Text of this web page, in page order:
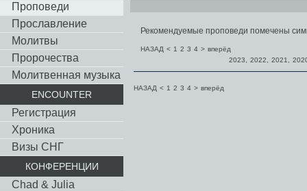
Проповеди
Прославление
Молитвы
Пророчества
Молитвенная музыка
ENCOUNTER
Регистрация
Хроника
Визы СНГ
КОНФЕРЕНЦИИ
Chad & Julia
Рекомендуемые проповеди помечены
НАЗАД < 1 2 3 4 > вперёд
2023
2022 2021
НАЗАД < 1 2 3 4 > вперёд